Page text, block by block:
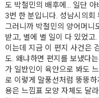
도 박철민의 배후에... 일단
3번 한 분입니다. 성남시의회
그러니까 박철민의 양어머니
받고, 별에 별 일이 다 있었
이는데 지금 이 편지 사건은
도. 왜냐하면 편지를 보냈다
가 일반인이 육안으로 봐도
로 이렇게 말풍선처럼 뚱뚱
용은 느낌표 모양 자체도 달